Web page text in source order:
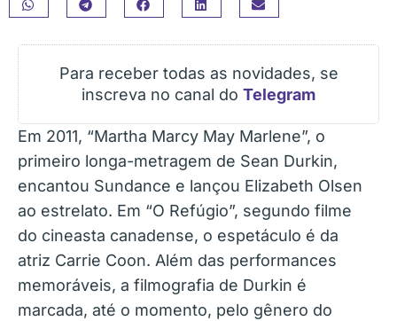
Para receber todas as novidades, se
inscreva no canal do Telegram
Em 2011, “Martha Marcy May Marlene”, o
primeiro longa-metragem de Sean Durkin,
encantou Sundance e lançou Elizabeth Olsen
ao estrelato. Em “O Refúgio”, segundo filme
do cineasta canadense, o espetáculo é da
atriz Carrie Coon. Além das performances
memoráveis, a filmografia de Durkin é
marcada, até o momento, pelo gênero do